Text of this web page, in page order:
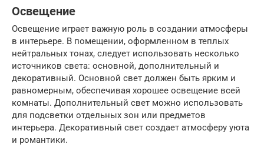
Освещение
Освещение играет важную роль в создании атмосферы
в интерьере. В помещении, оформленном в теплых
нейтральных тонах, следует использовать несколько
источников света: основной, дополнительный и
декоративный. Основной свет должен быть ярким и
равномерным, обеспечивая хорошее освещение всей
комнаты. Дополнительный свет можно использовать
для подсветки отдельных зон или предметов
интерьера. Декоративный свет создает атмосферу уюта
и романтики.